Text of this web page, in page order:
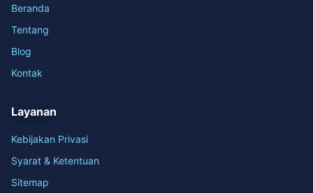
Beranda
Tentang
Blog
Kontak
Layanan
Kebijakan Privasi
Syarat & Ketentuan
Sitemap